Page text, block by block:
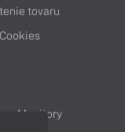
tovaru
Cookies
Monitory